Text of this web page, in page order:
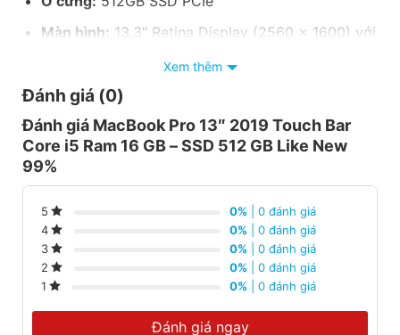
Màn hình: 13.3″ Retina Display (2560 x 1600) với
Đồ họa: Intel Iris Plus Graphics 655 tích hợp
Touch Bar:
Thanh cảm ứng đa điểm với Touch ID
Pin:58 Wh LiPo, thời lượng sử dụng lên đến 10
giờ
Xem thêm
Đánh giá (0)
Đánh giá MacBook Pro 13″ 2019 Touch Bar
Core i5 Ram 16 GB – SSD 512 GB Like New
99%
5 0% | 0 đánh giá
4
0% | 0 đánh giá
3
0% | 0 đánh giá
2
0% | 0 đánh giá
1
0% | 0 đánh giá
Đánh giá ngay